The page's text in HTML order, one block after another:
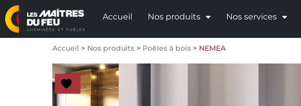
Accueil Nos produits Nos services
Accueil > Nos produits > Poêles à bois > NEMEA